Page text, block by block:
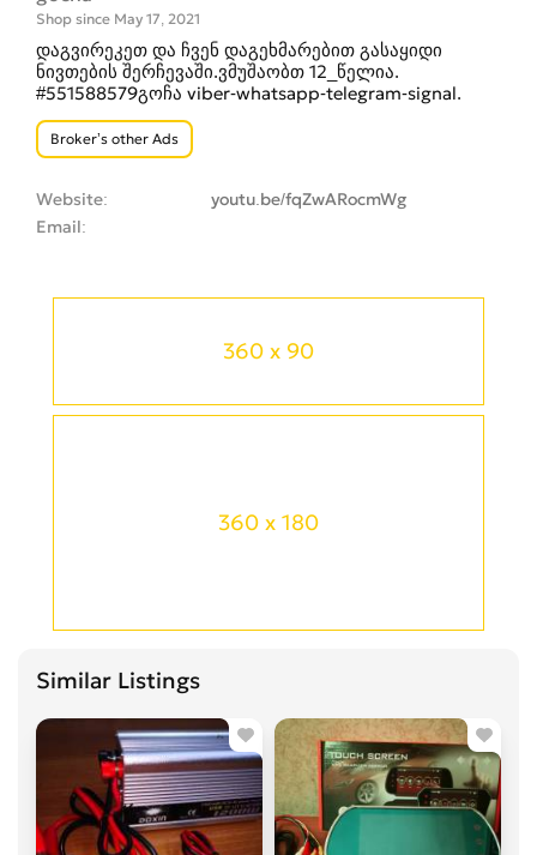
360 x 90
360 x 180
Similar Listings
Shop since May 17, 2021
დაგვირეკეთ და ჩვენ დაგეხმარებით გასაყიდი
ნივთების შერჩევაში.ვმუშაობთ 12_წელია.
#551588579გოჩა viber-whatsapp-telegram-signal.
Broker’s other Ads
Website
youtu.be/fqZwARocmWg
Email